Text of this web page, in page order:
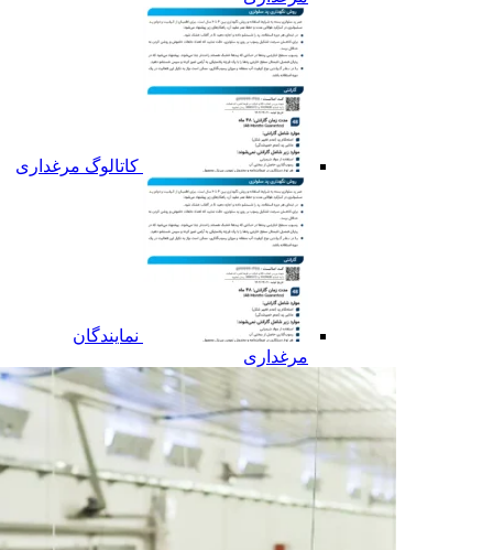
کاتالوگ مرغداری
نمایندگان
مرغداری